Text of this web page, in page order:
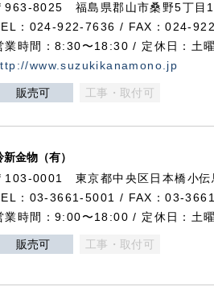
963-8025 福島県郡山市桑野5丁目
：024-922-7636 / FAX：024-
業時間：8:30〜18:30 / 定休日：土
www.suzukikanamono.jp
販売可 工事・取付可
新金物（有）
103-0001 東京都中央区日本橋小伝
：03-3661-5001 / FAX：03-
業時間：9:00〜18:00 / 定休日：土
販売可 工事・取付可